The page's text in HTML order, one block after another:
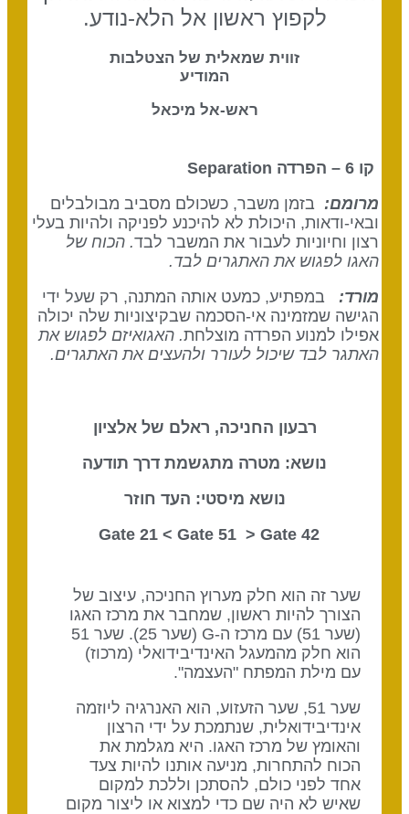
לקפוץ ראשון אל הלא-נודע.
זווית שמאלית של הצטלבות
המודיע
ראש-אל מיכאל
קו 6 – הפרדה
Separation
מרומם: בזמן משבר, כשכולם מסביב מבולבלים
ובאי-ודאות, היכולת לא להיכנע לפניקה ולהיות בעלי
רצון וחיוניות לעבור את המשבר לבד. הכוח של
האגו לפגוש את האתגרים לבד.
מורד:
במפתיע, כמעט אותה המתנה, רק שעל ידי
הגישה שמזמינה אי-הסכמה שבקיצוניות שלה יכולה
אפילו למנוע הפרדה מוצלחת.האגואיזם לפגוש את
האתגר לבד שיכול לעורר ולהעצים את האתגרים.
רבעון החניכה, ראלם של אלציון
נושא: מטרה מתגשמת דרך תודעה
נושא מיסטי: העד חוזר
42 Gate 21 <
Gate 51 > Gate
שער זה הוא חלק מערוץ החניכה, עיצוב של
הצורך להיות ראשון, שמחבר את מרכז האגו
(שער 51) עם מרכז ה-G (שער 25). שער 51
הוא חלק מהמעגל האינדיבידואלי (מרכוז)
עם מילת המפתח "העצמה".
שער 51, שער הזעזוע, הוא האנרגיה ליוזמה
אינדיבידואלית, שנתמכת על ידי הרצון
והאומץ של מרכז האגו. היא מגלמת את
הכוח להתחרות, מניעה אותנו להיות צעד
אחד לפני כולם, להסתכן וללכת למקום
שאיש לא היה שם כדי למצוא או ליצור מקום